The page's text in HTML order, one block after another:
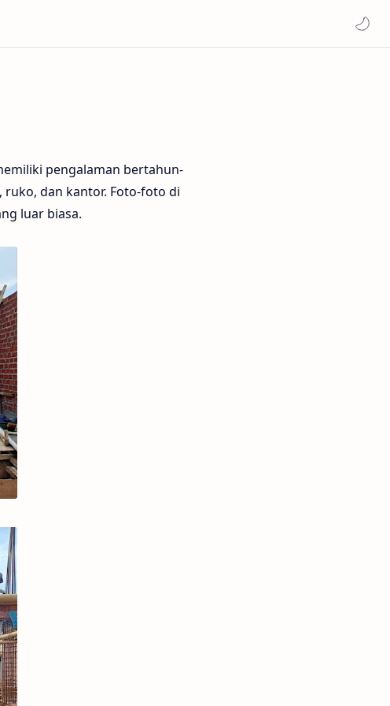
pengalaman bertahun-
dan kantor. Foto-foto di
luar biasa.